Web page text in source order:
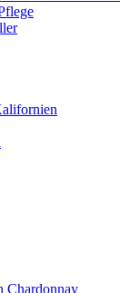
Chardonnay